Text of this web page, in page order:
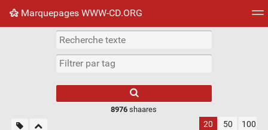
Marquepages WWW-CD.ORG
Nuage de tags Mur d'images
8976 shaares
20 50 100